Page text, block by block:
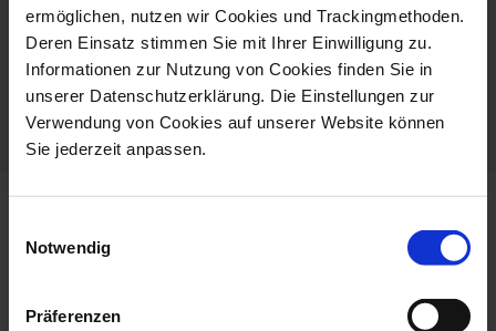
ermöglichen, nutzen wir Cookies und Trackingmethoden.
Deren Einsatz stimmen Sie mit Ihrer Einwilligung zu.
Informationen zur Nutzung von Cookies finden Sie in
unserer Datenschutzerklärung. Die Einstellungen zur
Verwendung von Cookies auf unserer Website können
Sie jederzeit anpassen.
Notwendig
Präferenzen
Microwave Suitable
Porcelain - Handmade in
Germany
the original collection